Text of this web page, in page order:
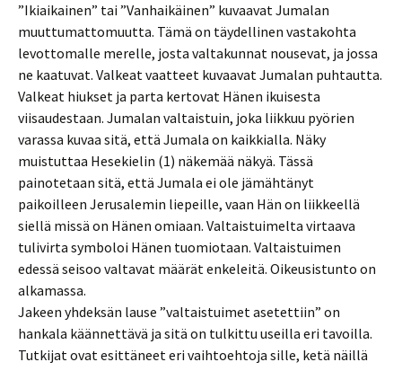
”Ikiaikainen” tai ”Vanhaikäinen” kuvaavat Jumalan
muuttumattomuutta. Tämä on täydellinen vastakohta
levottomalle merelle, josta valtakunnat nousevat, ja jossa
ne kaatuvat. Valkeat vaatteet kuvaavat Jumalan puhtautta.
Valkeat hiukset ja parta kertovat Hänen ikuisesta
viisaudestaan. Jumalan valtaistuin, joka liikkuu pyörien
varassa kuvaa sitä, että Jumala on kaikkialla. Näky
muistuttaa Hesekielin (1) näkemää näkyä. Tässä
painotetaan sitä, että Jumala ei ole jämähtänyt
paikoilleen Jerusalemin liepeille, vaan Hän on liikkeellä
siellä missä on Hänen omiaan. Valtaistuimelta virtaava
tulivirta symboloi Hänen tuomiotaan. Valtaistuimen
edessä seisoo valtavat määrät enkeleitä. Oikeusistunto on
alkamassa.
Jakeen yhdeksän lause ”valtaistuimet asetettiin” on
hankala käännettävä ja sitä on tulkittu useilla eri tavoilla.
Tutkijat ovat esittäneet eri vaihtoehtoja sille, ketä näillä